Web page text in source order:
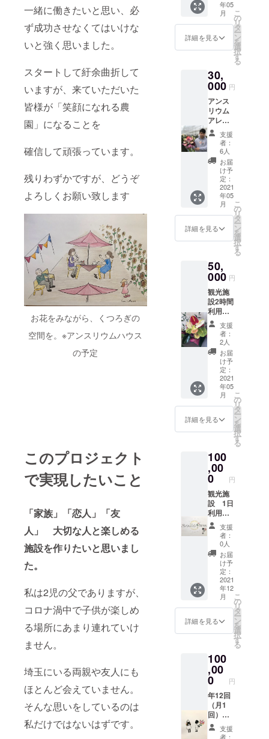
一緒に働きたいと思い、必
ず成功させなくてはいけな
いと強く思いました。
スタートして紆余曲折して
いますが、来ていただいた
皆様が「笑顔になれる農
園」になることを
確信して頑張っています。
残りわずかですが、どうぞ
よろしくお願い致します
お花をみながら、くつろぎの
空間を。※アンスリウムハウス
の予定
このプロジェクト
で実現したいこと
「家族」「恋人」「友
人」 大切な人と楽しめる
施設を作りたいと思いまし
た。
私は2児の父でありますが、
コロナ渦中で子供が楽しめ
る場所にあまり連れていけ
ません。
埼玉にいる両親や友人にも
ほとんど会えていません。
そんな思いをしているのは
私だけではないはずです。
リウム
をメイ
ンに使
用し、
また季
節の花
ます。
アンス
リウム
生産農
家だか
らでき
る、ボ
リュー
ムにな
りま
す。 写
真は参
考まで
に。実
際届く
中身は
季節に
すので
写真通
りでは
ありま
せん。
5月～7
月中に
順次発
送致し
ます。
年05
月
詳細を見る
こ
の
リ
タ
ー
ン
を
選
択
す
る
30,
000 円
アンス
リウム
アレン
ジメン
ト 2
個 お
届け
（配送
料込）
スマイ
ファー
ムオリ
ジナル
パー
カー 1
届け ア
ンスリ
ウムを
メイン
に使用
し、ま
た季節
の花を
加えま
す。 ア
ンスリ
ウム生
産農家
だから
でき
る、ボ
リュー
参考ま
でに。
実際届
く中身
は季節
によっ
て花が
変わり
ますの
で 写真
通りで
はあり
ませ
ん。 5
月～7月
中に順
次発送
致しま
ては ご
希望の
サイズ
を備考
欄にご
記載く
ださい
※色はグ
レーの
支援
者：
6人
お届
け予
定：
2021
年05
月
詳細を見る
こ
の
リ
タ
ー
ン
を
選
択
す
る
50,
000 円
観光施
設2時間
利用チ
ケット2
枚 （1
枚10名
様まで
可能）
施
設利用
可能時
間9：00
～16：
00 お
店が営
業する
効 アン
スリウ
ムアレ
ンジメ
ント 2
個 発
送可能
（配送
料込）
切り花
アンス
リウム
10本
（色・
サイズ
お任せ
ミック
ス）1
箱 発
送可能
料込）
アンス
リウム
をメイ
ンに使
用し、
また季
節の花
を加え
支援
者：
2人
お届
け予
定：
2021
年05
月
詳細を見る
こ
の
リ
タ
ー
ン
を
選
択
す
る
100
,00
0 円
観光施
設 1日
利用
券 人
数はご
相談
可 有
効期
限 お
店が営
業する
限り有
効 アン
スリウ
ム 切
り花50
（施設
利用
時）
(9:00-
16:00)
アンス
リウム
アレン
ジメン
支援
者：
0人
お届
け予
定：
2021
年12
月
詳細を見る
こ
の
リ
タ
ー
ン
を
選
択
す
る
100
,00
0 円
年12回
（月1
回）ス
マイル
ファー
支援
者：